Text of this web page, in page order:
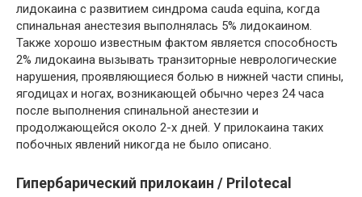
лидокаина с развитием синдрома cauda equina, когда
спинальная анестезия выполнялась 5% лидокаином.
Также хорошо известным фактом является способность
2% лидокаина вызывать транзиторные неврологические
нарушения, проявляющиеся болью в нижней части спины,
ягодицах и ногах, возникающей обычно через 24 часа
после выполнения спинальной анестезии и
продолжающейся около 2-х дней. У прилокаина таких
побочных явлений никогда не было описано.
Гипербарический прилокаин / Prilotecal